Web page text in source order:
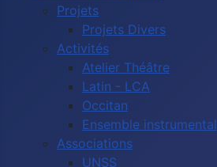
Projets
Projets Divers
Activités
Atelier Théâtre
Latin - LCA
Occitan
Ensemble instrumental
Associations
UNSS